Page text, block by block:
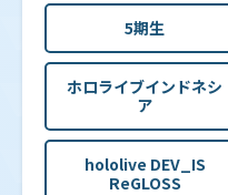
【hBP05】ブースタ
ア」
【hBP04】ブースタ
ス」
5期生
ホロライブインドネシ
ア
hololive DEV_IS
ReGLOSS